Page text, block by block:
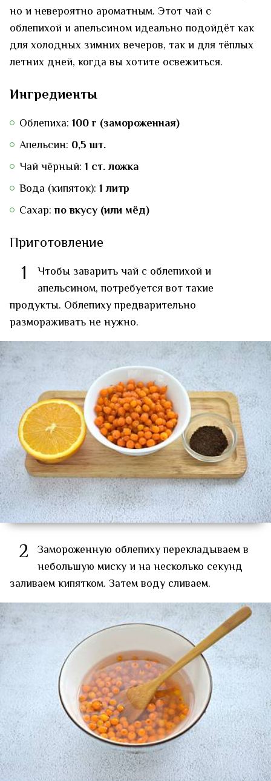
но и невероятно ароматным. Этот чай с
облепихой и апельсином идеально подойдёт как
для холодных зимних вечеров, так и для тёплых
летних дней, когда вы хотите освежиться.
Ингредиенты
Облепиха: 100 г (замороженная)
Апельсин: 0,5 шт.
Чай чёрный: 1 ст. ложка
Вода (кипяток): 1 литр
Сахар:по вкусу (или мёд)
Приготовление
1
Чтобы заварить чай с облепихой и
апельсином, потребуется вот такие
продукты. Облепиху предварительно
размораживать не нужно.
2 Замороженную облепиху перекладываем в
небольшую миску и на несколько секунд
заливаем кипятком. Затем воду сливаем.